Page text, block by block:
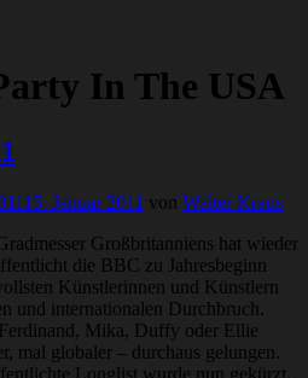
In The USA
15. Januar 2011 von Walter Kraus
Großbritanniens hat wieder
die BBC zu Jahresbeginn
Künstlerinnen und Künstlern
und internationalen Durchbruch.
Mika, Duffy oder Ellie
mal globaler – durchaus gelungen.
Longlist wurde nun gekürzt,